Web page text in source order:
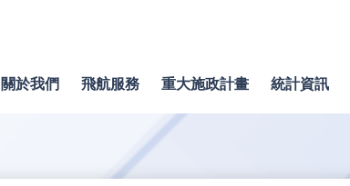
關於我們 飛航服務 重大施政計畫 統計資訊